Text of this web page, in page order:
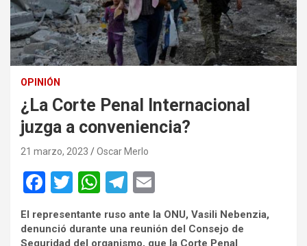
OPINIÓN
¿La Corte Penal Internacional
juzga a conveniencia?
21 marzo, 2023 Oscar Merlo
F
ce
T
wi
tt
W
at
T
el
e
m
ail
El representante ruso ante la ONU, Vasili Nebenzia,
denunció durante una reunión del Consejo de